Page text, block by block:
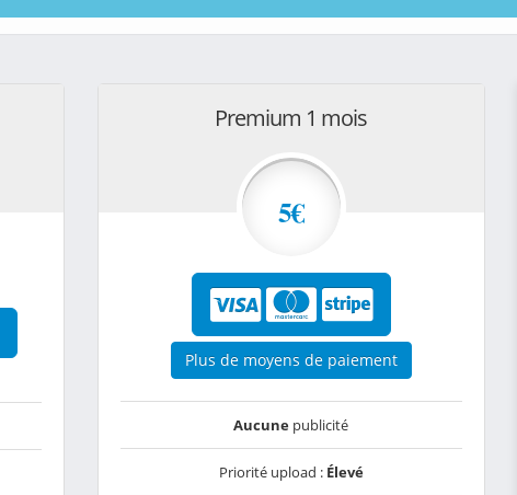
Premium 1 mois
5€
Plus de moyens de paiement
Aucune publicité
Priorité upload : Élevé